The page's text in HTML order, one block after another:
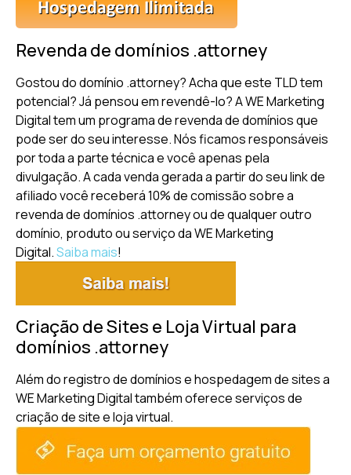
Revenda de domínios .attorney
Gostou do domínio .attorney? Acha que este TLD tem
potencial? Já pensou em revendê-lo? A WE Marketing
Digital tem um programa de revenda de domínios que
pode ser do seu interesse. Nós ficamos responsáveis
por toda a parte técnica e você apenas pela
divulgação. A cada venda gerada a partir do seu link de
afiliado você receberá 10% de comissão sobre a
revenda de domínios .attorney ou de qualquer outro
domínio, produto ou serviço da WE Marketing
Digital.Saiba mais!
Criação de Sites e Loja Virtual para
domínios .attorney
Além do registro de domínios e hospedagem de sites a
WE Marketing Digital também oferece serviços de
criação de site e loja virtual.